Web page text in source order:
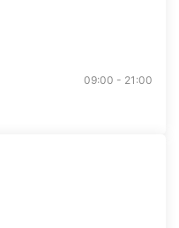
09:00 - 21:00